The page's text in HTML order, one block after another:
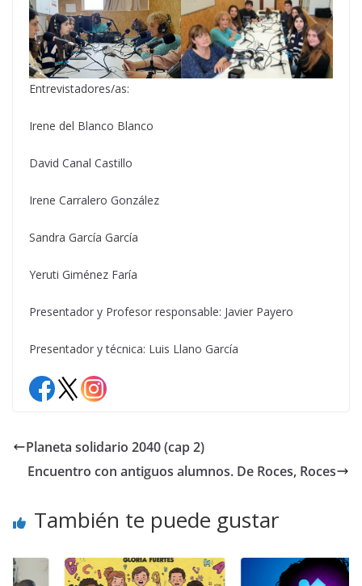
Entrevistadores/as:
Irene del Blanco Blanco
David Canal Castillo
Irene Carralero González
Sandra García García
Yeruti Giménez Faría
Presentador y Profesor responsable: Javier Payero
Presentador y técnica: Luis Llano García
Planeta solidario 2040 (cap 2)
Encuentro con antiguos alumnos. De Roces, Roces
También te puede gustar